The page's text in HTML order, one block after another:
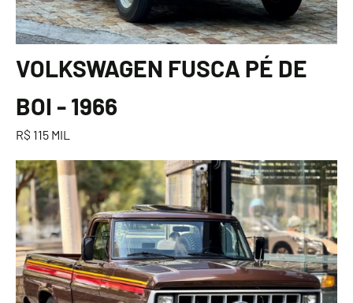
VOLKSWAGEN FUSCA PÉ DE
BOI - 1966
R$ 115 MIL